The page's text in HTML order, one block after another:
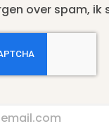
over spam, ik